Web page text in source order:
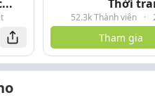
Thời
52.3k Thành viên ·
Tham gia